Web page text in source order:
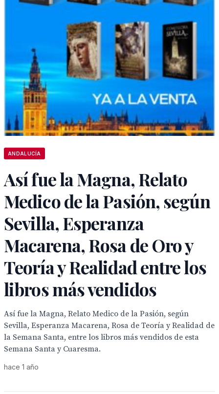
ANDALUCÍA
Así fue la Magna, Relato
Medico de la Pasión, según
Sevilla, Esperanza
Macarena, Rosa de Oro y
Teoría y Realidad entre los
libros más vendidos
Así fue la Magna, Relato Medico de la Pasión, según
Sevilla, Esperanza Macarena, Rosa de Teoría y Realidad de
la Semana Santa, entre los libros más vendidos de esta
Semana Santa y Cuaresma.
hace 1 año